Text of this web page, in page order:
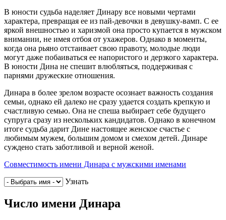
В юности судьба наделяет Динару все новыми чертами
характера, превращая ее из пай-девочки в девушку-вамп. С ее
яркой внешностью и харизмой она просто купается в мужском
внимании, не имея отбоя от ухажеров. Однако в моменты,
когда она рьяно отстаивает свою правоту, молодые люди
могут даже побаиваться ее напористого и дерзкого характера.
В юности Дина не спешит влюбляться, поддерживая с
парнями дружеские отношения.
Динара в более зрелом возрасте осознает важность создания
семьи, однако ей далеко не сразу удается создать крепкую и
счастливую семью. Она не спеша выбирает себе будущего
супруга сразу из нескольких кандидатов. Однако в конечном
итоге судьба дарит Дине настоящее женское счастье с
любимым мужем, большим домом и смехом детей. Динаре
суждено стать заботливой и верной женой.
Совместимость имени Динара с мужскими именами
Узнать
Число имени Динара